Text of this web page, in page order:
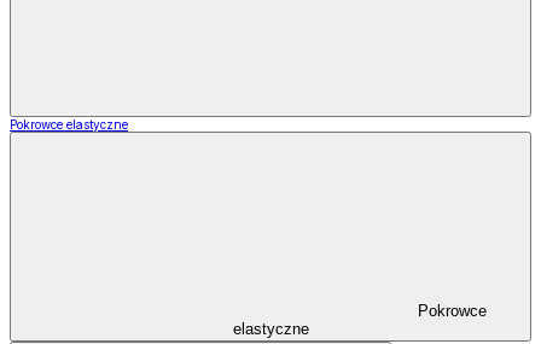
Pokrowce elastyczne
Pokrowce
elastyczne